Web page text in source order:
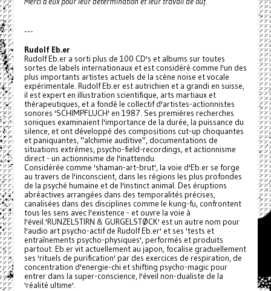
---
Rudolf Eb.er
Rudolf Eb.er a sorti plus de 100 CD's et albums sur toutes
sortes de labels internationaux et est considéré comme l'un des
plus importants artistes actuels de la scène noise et vocale
expérimentale. Rudolf Eb.er est autrichien et a grandi en suisse,
il est expert en illustration scientifique, arts martiaux et
thérapeutiques, et a fondé le collectif d'artistes-actionnistes
sonores 'SCHIMPFLUCH' en 1987. Ses premières recherches
soniques examinaient l'importance de la durée, la puissance du
silence, et ont développé des compositions cut-up choquantes
et paniquantes, "alchimie auditive", documentations de
situations extrêmes, psycho-field-recordings, et actionnisme
direct - un actionnisme de l'inattendu.
Considérée comme 'shaman-art-brut', la voie d'Eb.er se forge
au travers de l'inconscient, dans les régions les plus profondes
de la psyché humaine et de l'instinct animal. Des éruptions
abréactives arrangées dans des temporalités précises,
canalisées dans des disciplines comme le kung-fu, confrontent
tous les sens avec l'existence - et ouvre la voie à
l'éveil.'RUNZELSTIRN & GURGELSTØCK' est un autre nom pour
l'audio art psycho-actif de Rudolf Eb.er' et ses 'tests et
entraînements psycho-physiques', performés et produits
partout. Eb.er vit actuellement au japon, focalise graduellement
ses 'rituels de purification' par des exercices de respiration, de
concentration d'energie-chi et shifting psycho-magic pour
entrer dans la super-conscience, l'éveil non-dualiste de la
'réalité ultime'.